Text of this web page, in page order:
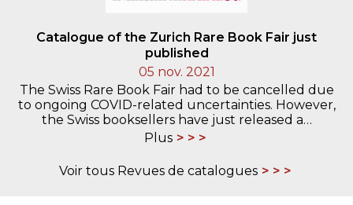
Catalogue of the Zurich Rare Book Fair just
published
05 nov. 2021
The Swiss Rare Book Fair had to be cancelled due
to ongoing COVID-related uncertainties. However,
the Swiss booksellers have just released a…
Plus
Voir tous Revues de catalogues